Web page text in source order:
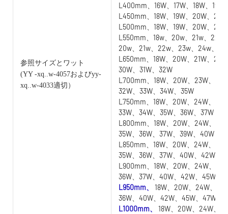
参照サイズとワット
(YY -xq..w-4057およびyy-
xq..w-4033適切）
L400mm、16W、17W、18W、19W
L450mm、18W、19W、20W、
L500mm、18W、19W、20W、
L550mm、18w、20w、21w、
20w、21w、22w、23w、24w、
L650mm、18W、20W、21W、
30W、31W、32W
L700mm、18W、20W、23W、
32W、33W、34W、35W
L750mm、18W、20W、24W、
33W、34W、35W、36W、37W
L800mm、18W、20W、24W、
35W、36W、37W、39W、40W
L850mm、18W、20W、24W、
35W、36W、37W、40W、42W
L900mm、18W、20W、24W、
36W、37W、40W、42W、45W
L950mm、 18W、20W、24W、
36W、40W、42W、45W、47W
L1000mm、 18W、20W、24W、